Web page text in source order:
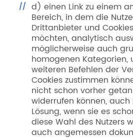
d) einen Link zu einem
Bereich, in dem die
Drittanbieter und
möchten, analytisch
möglicherweise auch
homogenen Kategorien,
weiteren Befehlen der
Cookies zustimmen
nicht schon vorher
widerrufen können,
Lösung, wenn sie es
diese Wahl des Nutzers
auch angemessen